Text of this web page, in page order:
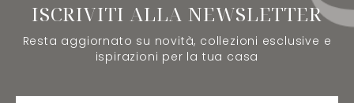
ISCRIVITI ALLA NEWSLETTER
Resta aggiornato su novità, collezioni esclusive e
ispirazioni per la tua casa